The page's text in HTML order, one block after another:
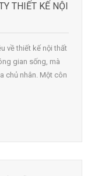
THIẾT KẾ NỘI
về thiết kế nội thất
gian sống, mà
chủ nhân. Một côn